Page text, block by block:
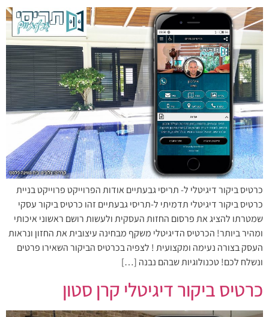
כרטיס ביקור דיגיטלי ל- תריסי גבעתיים אודות הפרוייקט פרוייקט בניית
כרטיס ביקור דיגיטלי תדמיתי ל-תריסי גבעתיים זהו כרטיס ביקור עסקי
שמטרתו להציג את פרסום החזות העסקית ולעשות רושם ראשוני איכותי
ומהיר ביותר! הכרטיס הדיגיטלי משקף מבחינה עיצובית את החזון ונראות
העסק בצורה נעימה ומקצועית ! לצפיה בכרטיס הביקור השאירו פרטים
ונשלח לכם! טכנולוגיות שבהם נבנה […]
כרטיס ביקור דיגיטלי קרן סטון